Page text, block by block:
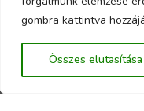
gombra kattintva
Összes elutasítása
Copyright © 2026
Készítette a